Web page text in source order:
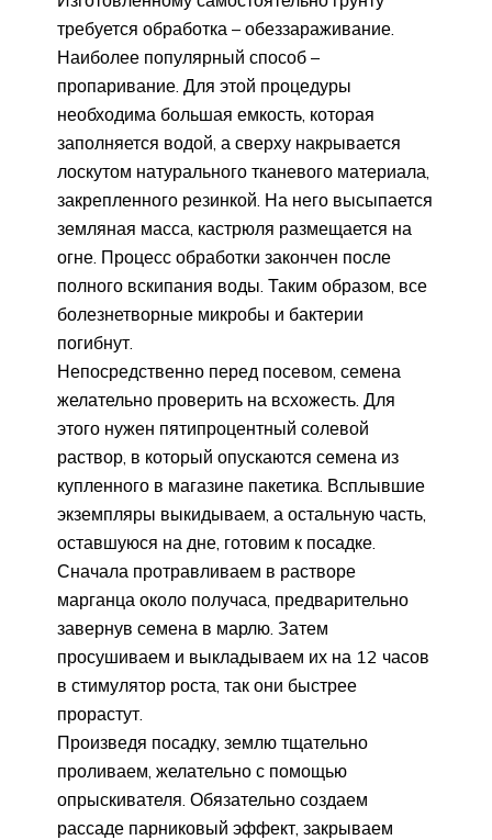
требуется обработка – обеззараживание.
Наиболее популярный способ –
пропаривание. Для этой процедуры
необходима большая емкость, которая
заполняется водой, а сверху накрывается
лоскутом натурального тканевого материала,
закрепленного резинкой. На него высыпается
земляная масса, кастрюля размещается на
огне. Процесс обработки закончен после
полного вскипания воды. Таким образом, все
болезнетворные микробы и бактерии
погибнут.
Непосредственно перед посевом, семена
желательно проверить на всхожесть. Для
этого нужен пятипроцентный солевой
раствор, в который опускаются семена из
купленного в магазине пакетика. Всплывшие
экземпляры выкидываем, а остальную часть,
оставшуюся на дне, готовим к посадке.
Сначала протравливаем в растворе
марганца около получаса, предварительно
завернув семена в марлю. Затем
просушиваем и выкладываем их на 12 часов
в стимулятор роста, так они быстрее
прорастут.
Произведя посадку, землю тщательно
проливаем, желательно с помощью
опрыскивателя. Обязательно создаем
рассаде парниковый эффект, закрываем